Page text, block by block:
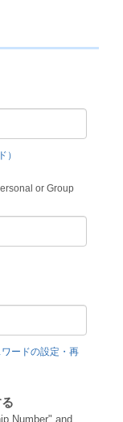
）
or Group
ードの設定・再
Number" and